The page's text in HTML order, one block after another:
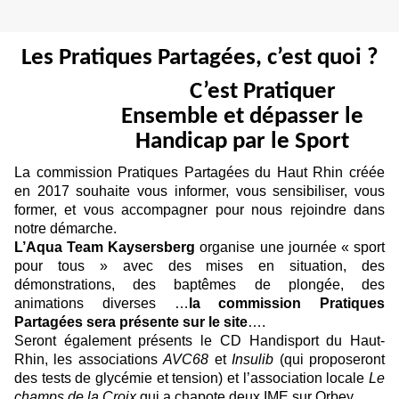
Les Pratiques Partagées, c’est quoi ?
C’est Pratiquer
Ensemble et dépasser le
Handicap par le Sport
La commission Pratiques Partagées du Haut Rhin créée
en 2017 souhaite vous informer, vous sensibiliser, vous
former, et vous accompagner pour nous rejoindre dans
notre démarche.
L’Aqua Team Kaysersbergorganise une journée « sport
pour tous » avec des mises en situation, des
démonstrations, des baptêmes de plongée, des
animations diverses … la commission Pratiques
Partagées sera présente sur le site….
Seront également présents le CD Handisport du Haut-
Rhin, les associationsAVC68 etInsulib (qui proposeront
des tests de glycémie et tension) et l’association locale Le